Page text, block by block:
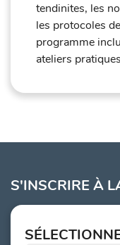
tendinites, les
les protocoles
programme
ateliers
S'INSCRIRE À